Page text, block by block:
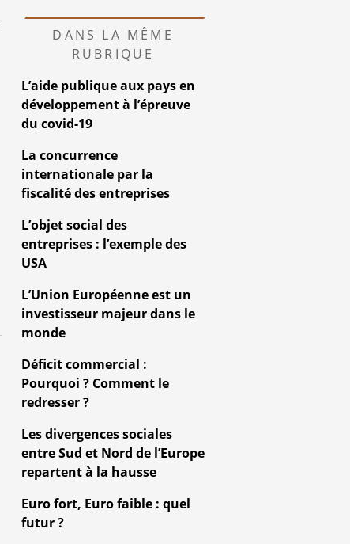
DANS LA MÊME
RUBRIQUE
L’aide publique aux pays en
développement à l’épreuve
du covid-19
La concurrence
internationale par la
fiscalité des entreprises
L’objet social des
entreprises : l’exemple des
USA
L’Union Européenne est un
investisseur majeur dans le
monde
Déficit commercial :
Pourquoi ? Comment le
redresser ?
Les divergences sociales
entre Sud et Nord de l’Europe
repartent à la hausse
Euro fort, Euro faible : quel
futur ?